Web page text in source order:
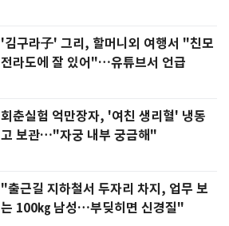
'김구라子' 그리, 할머니외 여행서 "친모
전라도에 잘 있어"…유튜브서 언급
회춘실험 억만장자, '여친 생리혈' 냉동
고 보관…"자궁 내부 궁금해"
"출근길 지하철서 두자리 차지, 업무 보
는 100㎏ 남성…부딪히면 신경질"